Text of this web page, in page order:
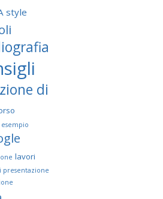
style
di
esempio
lavori
presentazione